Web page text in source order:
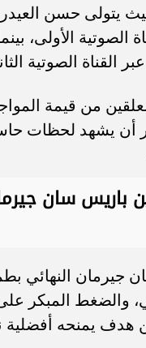
يتولى حسن
الصوتية الأولى،
القناة الصوتية
من قيمة
أن يشهد لحظات
باريس سان
جيرمان النهائي
والضغط المبكر
هدف يمنحه أفضلية